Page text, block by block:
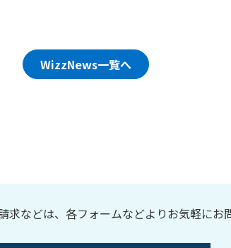
WizzNews一覧へ
などは、各フォームなどよりお気軽にお